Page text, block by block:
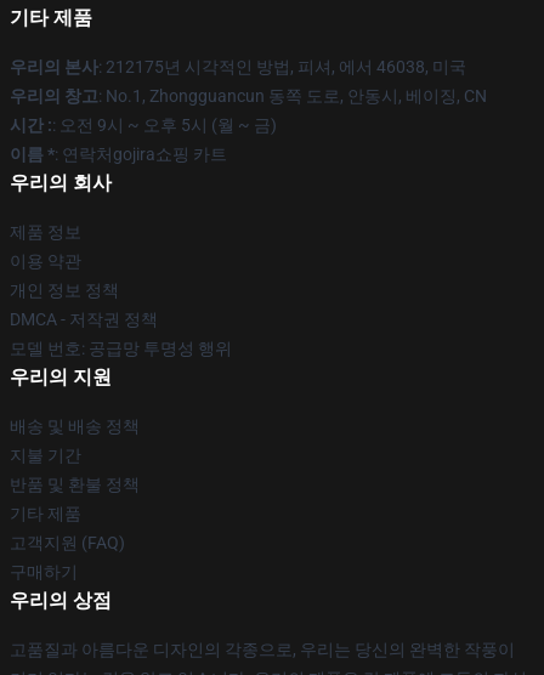
기타 제품
우리의 본사: 212175년 시각적인 방법, 피셔, 에서 46038, 미국
우리의 창고: No.1, Zhongguancun 동쪽 도로, 안동시, 베이징, CN
시간 :: 오전 9시 ~ 오후 5시 (월 ~ 금)
이름 *: 연락처gojira쇼핑 카트
우리의 회사
제품 정보
이용 약관
개인 정보 정책
DMCA - 저작권 정책
모델 번호: 공급망 투명성 행위
우리의 지원
배송 및 배송 정책
지불 기간
반품 및 환불 정책
기타 제품
고객지원 (FAQ)
구매하기
우리의 상점
고품질과 아름다운 디자인의 각종으로, 우리는 당신의 완벽한 작풍이